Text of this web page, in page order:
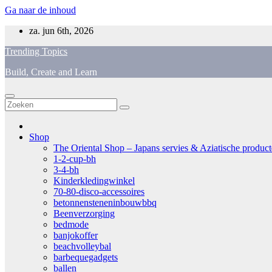
Ga naar de inhoud
za. jun 6th, 2026
Trending Topics
Build, Create and Learn
Shop
The Oriental Shop – Japans servies & Aziatische
1-2-cup-bh
3-4-bh
Kinderkledingwinkel
70-80-disco-accessoires
betonnensteneninbouwbbq
Beenverzorging
bedmode
banjokoffer
beachvolleybal
barbequegadgets
ballen